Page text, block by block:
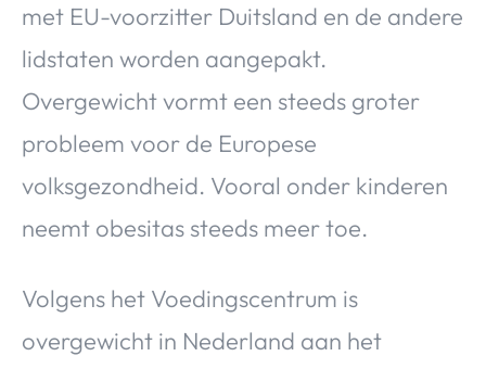
met EU-voorzitter Duitsland en de andere
lidstaten worden aangepakt.
Overgewicht vormt een steeds groter
probleem voor de Europese
volksgezondheid. Vooral onder kinderen
neemt obesitas steeds meer toe.
Volgens het Voedingscentrum is
overgewicht in Nederland aan het